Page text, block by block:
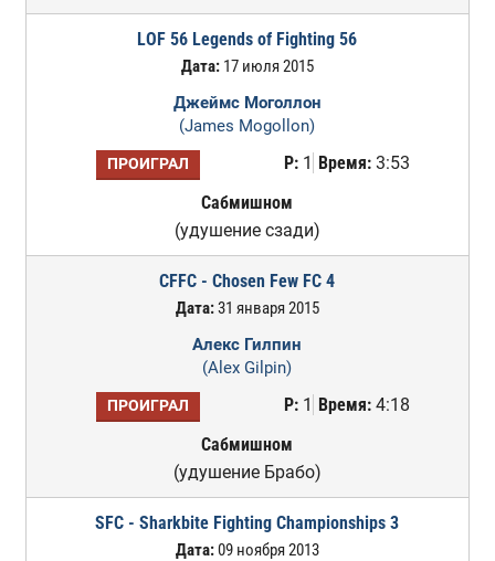
LOF 56 Legends of Fighting 56
Дата:17 июля 2015
Джеймс Моголлон
(James Mogollon)
ПРОИГРАЛ Р:1 Время:3:53
Сабмишном
(удушение сзади)
CFFC - Chosen Few FC 4
Дата:31 января 2015
Алекс Гилпин
(Alex Gilpin)
ПРОИГРАЛ Р:1 Время:4:18
Сабмишном
(удушение Брабо)
SFC - Sharkbite Fighting Championships 3
Дата:09 ноября 2013